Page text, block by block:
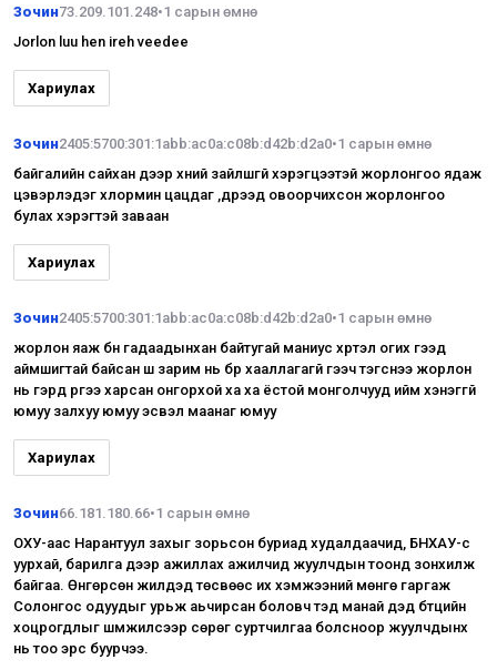
Зочин73.209.101.248•1 сарын өмнө
Jorlon luu hen ireh veedee
Хариулах
Зочин2405:5700:301:1abb:ac0a:c08b:d42b:d2a0•1 сарын өмнө
байгалийн сайхан дээр хүний зайлшгүй хэрэгцээтэй жорлонгоо ядаж
цэвэрлэдэг хлормин цацдаг ,дүүрээд овоорчихсон жорлонгоо
булах хэрэгтэй заваан
Хариулах
Зочин2405:5700:301:1abb:ac0a:c08b:d42b:d2a0•1 сарын өмнө
жорлон яаж бн гадаадынхан байтугай маниус хүртэл огих гээд
аймшигтай байсан шүү зарим нь бүр хааллагагүй гээч тэгснээ жорлон
нь гэрүүд рүүгээ харсан онгорхой ха ха ёстой монголчууд ийм хэнэггүй
юмуу залхуу юмуу эсвэл маанаг юмуу
Хариулах
Зочин66.181.180.66•1 сарын өмнө
ОХУ-аас Нарантуул захыг зорьсон буриад худалдаачид, БНХАУ-с
уурхай, барилга дээр ажиллах ажилчид жуулчдын тоонд зонхилж
байгаа. Өнгөрсөн жилүүдэд төсвөөс их хэмжээний мөнгө гаргаж
Солонгос одуудыг урьж аьчирсан боловч тэд манай дэд бүтцийн
хоцрогдлыг шүүмжилсээр сөрөг суртчилгаа болсноор жуулчдынх
нь тоо эрс буурчээ.